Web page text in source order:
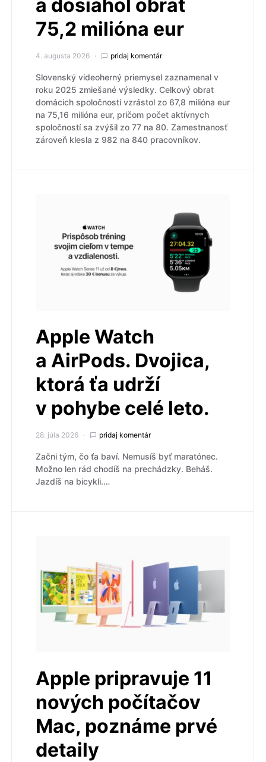
a dosiahol obrat
75,2 milióna eur
4. augusta 2026 pridaj komentár
Slovenský videoherný priemysel zaznamenal v
roku 2025 zmiešané výsledky. Celkový obrat
domácich spoločností vzrástol zo 67,8 milióna eur
na 75,16 milióna eur, pričom počet aktívnych
spoločností sa zvýšil zo 77 na 80. Zamestnanosť
zároveň klesla z 982 na 840 pracovníkov.
Apple Watch
a AirPods. Dvojica,
ktorá ťa udrží
v pohybe celé leto.
28. júla 2026 pridaj komentár
Začni tým, čo ťa baví. Nemusíš byť maratónec.
Možno len rád chodíš na prechádzky. Beháš.
Jazdíš na bicykli.…
Apple pripravuje 11
nových počítačov
Mac, poznáme prvé
detaily